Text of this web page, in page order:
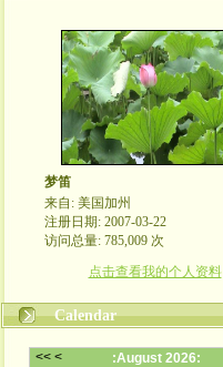
梦笛
来自: 美国加州
注册日期: 2007-03-22
访问总量: 785,009 次
点击查看我的个人资料
Calendar